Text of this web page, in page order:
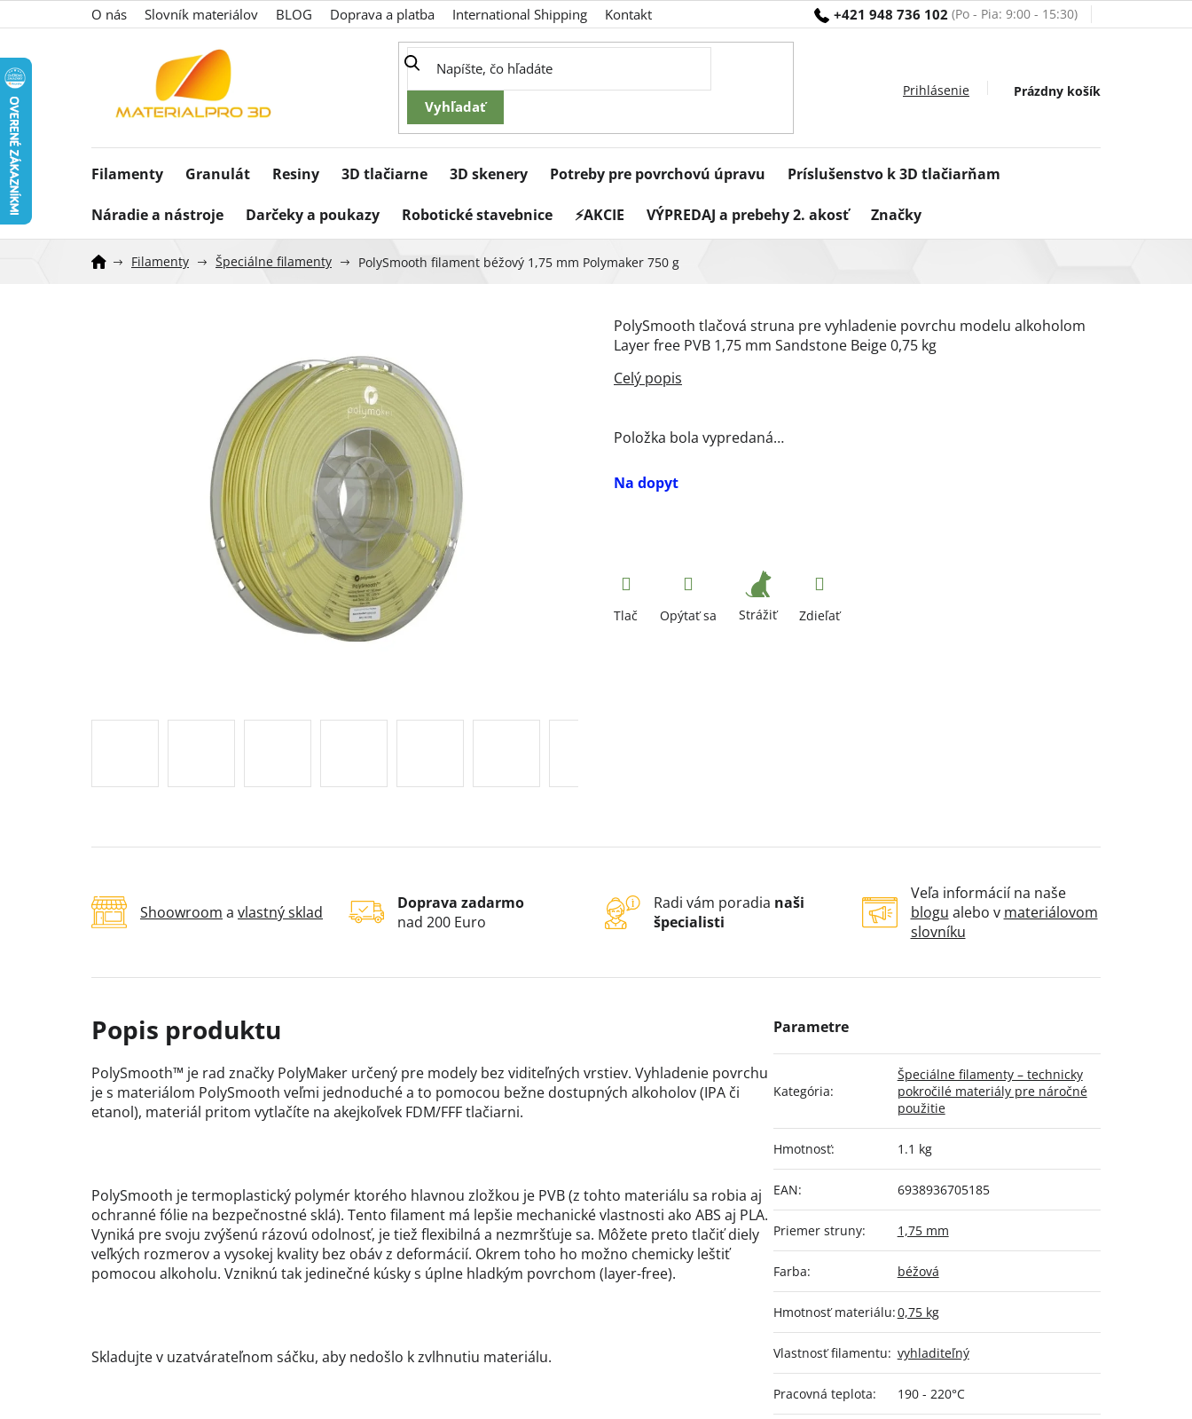
na
+421 948 736 102
O nás Slovník materiálov BLOG Doprava a platba International Shipping Kontakt
Nákupný
Prázdny košík
Filamenty Granulát Resiny 3D tlačiarne 3D skenery Potreby pre povrchovú úpravu Príslušenstvo k 3D tlačiarňam
Náradie a nástroje Darčeky a poukazy Robotické stavebnice ⚡AKCIE VÝPREDAJ a prebehy 2. akosť Značky
Filamenty Špeciálne filamenty PolySmooth filament béžový 1,75 mm Polymaker 750 g
Na dopyt
Položka bola vypredaná…
PolySmooth tlačová struna pre vyhladenie povrchu modelu alkoholom
Layer free PVB 1,75 mm Sandstone Beige 0,75 kg
Tlač Opýtať sa Strážiť Zdieľať
Shoowroom a vlastný sklad
Doprava zadarmo
nad 200 Euro
Radi vám poradia naši
špecialisti
Veľa informácií na naše
blogu alebo v materiálovom
slovníku
PolySmooth™ je rad značky PolyMaker určený pre modely bez viditeľných vrstiev. Vyhladenie povrchu
je s materiálom PolySmooth veľmi jednoduché a to pomocou bežne dostupných alkoholov (IPA či
etanol), materiál pritom vytlačíte na akejkoľvek FDM/FFF tlačiarni.
PolySmooth je termoplastický polymér ktorého hlavnou zložkou je PVB (z tohto materiálu sa robia aj
ochranné fólie na bezpečnostné sklá). Tento filament má lepšie mechanické vlastnosti ako ABS aj PLA.
Vyniká pre svoju zvýšenú rázovú odolnosť, je tiež flexibilná a nezmršťuje sa. Môžete preto tlačiť diely
veľkých rozmerov a vysokej kvality bez obáv z deformácií. Okrem toho ho možno chemicky leštiť
pomocou alkoholu. Vzniknú tak jedinečné kúsky s úplne hladkým povrchom (layer-free).
Skladujte v uzatvárateľnom sáčku, aby nedošlo k zvlhnutiu materiálu.
Kategória:
Špeciálne filamenty – technicky
pokročilé materiály pre náročné
použitie
Hmotnosť: 1.1 kg
EAN: 6938936705185
Priemer struny: 1,75 mm
Farba: béžová
Hmotnosť materiálu:0,75 kg
Vlastnosť filamentu: vyhladiteľný
Pracovná teplota: 190 - 220°C